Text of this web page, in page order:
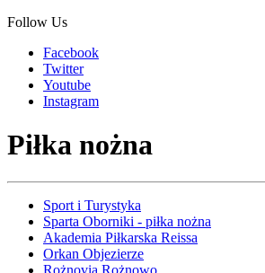
Follow Us
Facebook
Twitter
Youtube
Instagram
Piłka nożna
Sport i Turystyka
Sparta Oborniki - piłka nożna
Akademia Piłkarska Reissa
Orkan Objezierze
Rożnovia Rożnowo